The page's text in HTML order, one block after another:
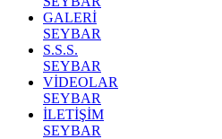
GALERİ
SEYBAR
S.S.S.
SEYBAR
VİDEOLAR
SEYBAR
İLETİŞİM
SEYBAR